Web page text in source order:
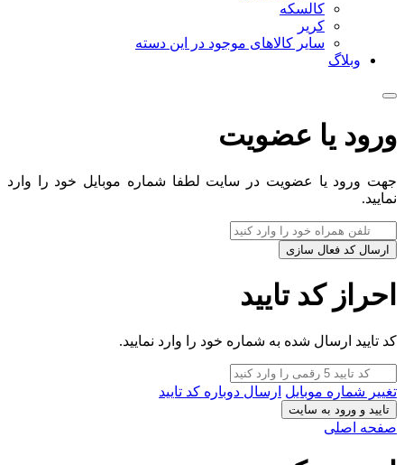
کالسکه
کریر
سایر کالاهای موجود در این دسته
وبلاگ
ورود یا عضویت
جهت ورود یا عضویت در سایت لطفا شماره موبایل خود را وارد
نمایید.
ارسال کد فعال سازی
احراز کد تایید
کد تایید ارسال شده به شماره خود را وارد نمایید.
تغییر شماره موبایل ارسال دوباره کد تایید
تایید و ورود به سایت
صفحه اصلی